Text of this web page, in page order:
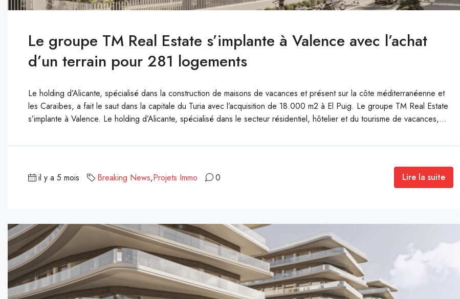
Le groupe TM Real Estate s’implante à Valence avec l’achat
d’un terrain pour 281 logements
Le holding d’Alicante, spécialisé dans la construction de maisons de vacances et présent sur la côte méditerranéenne et
les Caraïbes, a fait le saut dans la capitale du Turia avec l’acquisition de 18.000 m2 à El Puig. Le groupe TM Real Estate
s’implante à Valence. Le holding d’Alicante, spécialisé dans le secteur résidentiel, hôtelier et du tourisme de vacances,...
il y a 5 mois Breaking News,Projets Immo 0 Lire la suite